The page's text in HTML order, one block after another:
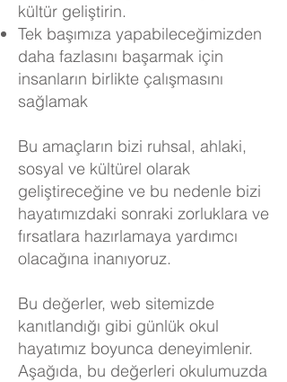
kültür geliştirin.
Tek başımıza yapabileceğimizden
daha fazlasını başarmak için
insanların birlikte çalışmasını
sağlamak
Bu amaçların bizi ruhsal, ahlaki,
sosyal ve kültürel olarak
geliştireceğine ve bu nedenle bizi
hayatımızdaki sonraki zorluklara ve
fırsatlara hazırlamaya yardımcı
olacağına inanıyoruz.
Bu değerler, web sitemizde
kanıtlandığı gibi günlük okul
hayatımız boyunca deneyimlenir.
Aşağıda, bu değerleri okulumuzda